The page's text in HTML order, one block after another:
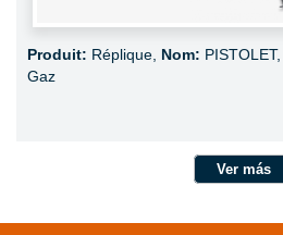
Produit: Réplique, Nom: PISTOLET,
Gaz
Ver más